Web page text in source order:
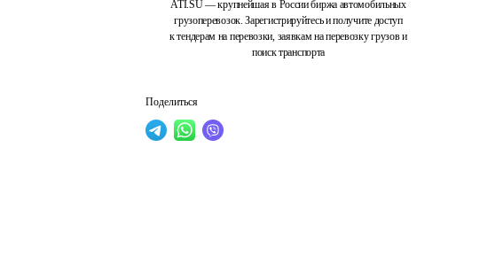
ATI.SU — крупнейшая в России биржа автомобильных
грузоперевозок. Зарегистрируйтесь и получите доступ
к тендерам на перевозки, заявкам на перевозку грузов и
поиск транспорта
Поделиться